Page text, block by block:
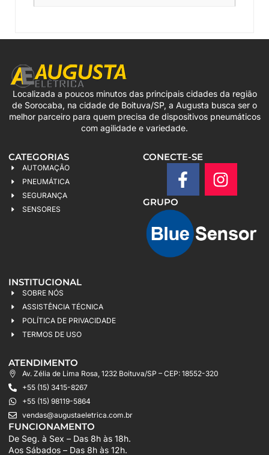
Localizada a poucos minutos das principais cidades da região
de Sorocaba, na cidade de Boituva/SP, a Augusta busca ser o
melhor parceiro para quem precisa de dispositivos pneumáticos
com agilidade e variedade.
CATEGORIAS
AUTOMAÇÃO
PNEUMÁTICA
SEGURANÇA
SENSORES
CONECTE-SE
GRUPO
INSTITUCIONAL
SOBRE NÓS
ASSISTÊNCIA TÉCNICA
POLÍTICA DE PRIVACIDADE
TERMOS DE USO
ATENDIMENTO
Av. Zélia de Lima Rosa, 1232 Boituva/SP – CEP: 18552-320
+55 (15) 3415-8267
+55 (15) 98119-5864
vendas@augustaeletrica.com.br
FUNCIONAMENTO
De Seg. à Sex – Das 8h às 18h.
Aos Sábados – Das 8h às 12h.